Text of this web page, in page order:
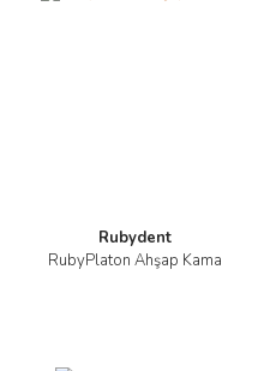
Rubydent
RubyPlaton Ahşap Kama